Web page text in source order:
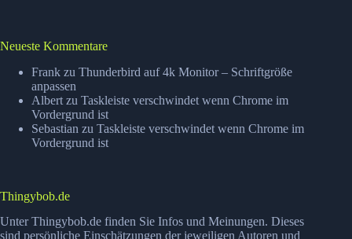
Neueste Kommentare
Frank zu Thunderbird auf 4k Monitor – Schriftgröße
anpassen
Albert zu Taskleiste verschwindet wenn Chrome im
Vordergrund ist
Sebastian zu Taskleiste verschwindet wenn Chrome im
Vordergrund ist
Thingybob.de
Unter Thingybob.de finden Sie Infos und Meinungen. Dieses
sind persönliche Einschätzungen der jeweiligen Autoren und